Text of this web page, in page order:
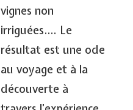
vignes non
irriguées…. Le
résultat est une ode
au voyage et à la
découverte à